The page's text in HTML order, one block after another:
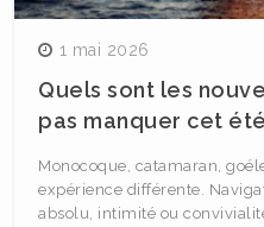
1 mai 2026
Quels sont les
pas manquer cet
Monocoque, catamaran,
expérience différente.
absolu, intimité ou